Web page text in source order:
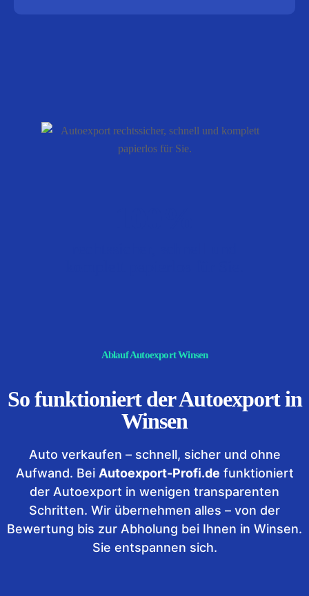
Ablauf Autoexport Winsen
So funktioniert der Autoexport in
Winsen
Auto verkaufen – schnell, sicher und ohne
Aufwand. Bei Autoexport-Profi.de funktioniert
der Autoexport in wenigen transparenten
Schritten. Wir übernehmen alles – von der
Bewertung bis zur Abholung bei Ihnen in Winsen.
Sie entspannen sich.